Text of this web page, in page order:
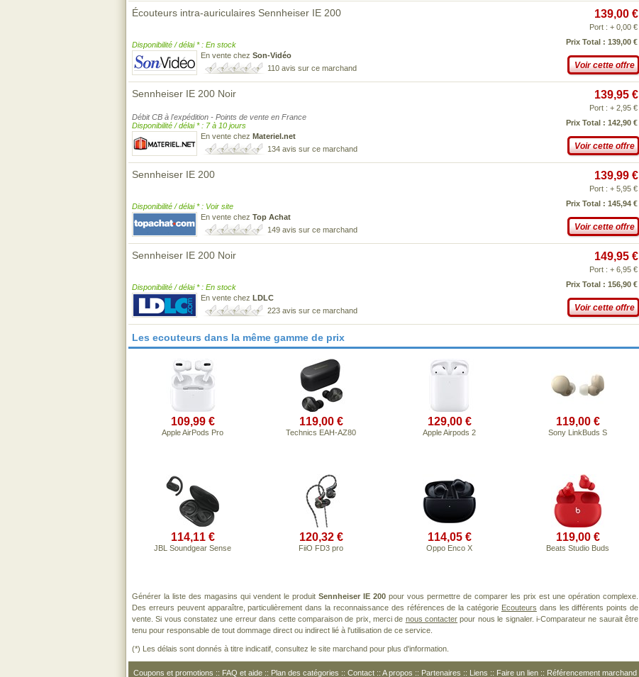
Écouteurs intra-auriculaires Sennheiser IE 200
Disponibilité / délai * : En stock
En vente chez Son-Vidéo
110 avis sur ce marchand
139,00 €
Port : + 0,00 €
Prix Total : 139,00 €
Voir cette offre
Sennheiser IE 200 Noir
Débit CB à l'expédition - Points de vente en France
Disponibilité / délai * : 7 à 10 jours
En vente chez Materiel.net
134 avis sur ce marchand
139,95 €
Port : + 2,95 €
Prix Total : 142,90 €
Voir cette offre
Sennheiser IE 200
Disponibilité / délai * : Voir site
En vente chez Top Achat
149 avis sur ce marchand
139,99 €
Port : + 5,95 €
Prix Total : 145,94 €
Voir cette offre
Sennheiser IE 200 Noir
Disponibilité / délai * : En stock
En vente chez LDLC
223 avis sur ce marchand
149,95 €
Port : + 6,95 €
Prix Total : 156,90 €
Voir cette offre
Les ecouteurs dans la même gamme de prix
109,99 €
Apple AirPods Pro
119,00 €
Technics EAH-AZ80
129,00 €
Apple Airpods 2
119,00 €
Sony LinkBuds S
114,11 €
JBL Soundgear Sense
120,32 €
FiiO FD3 pro
114,05 €
Oppo Enco X
119,00 €
Beats Studio Buds
Générer la liste des magasins qui vendent le produit Sennheiser IE 200 pour vous permettre de comparer les prix est une opération complexe.
Des erreurs peuvent apparaître, particulièrement dans la reconnaissance des références de la catégorie Ecouteurs dans les différents points de
vente. Si vous constatez une erreur dans cette comparaison de prix, merci de nous contacter pour nous le signaler. i-Comparateur ne saurait être
tenu pour responsable de tout dommage direct ou indirect lié à l'utilisation de ce service.
(*) Les délais sont donnés à titre indicatif, consultez le site marchand pour plus d'information.
Coupons et promotions :: FAQ et aide :: Plan des catégories :: Contact :: A propos :: Partenaires :: Liens :: Faire un lien :: Référencement marchand